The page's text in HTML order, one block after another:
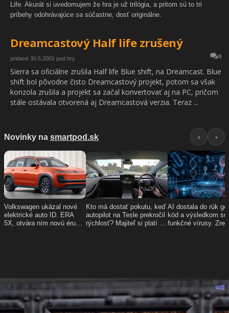
Life. Akurát si uvedomujem že hra je už trilógia, a pritom sú to tri
príbehy odohrávajúce sa súčastne, dosť originálne.
Dreamcastový Half life zrušený
0
pridané 30.5.2001 pod hry
Sierra sa oficiálne zrušila Half life Blue shift, na Dreamcast. Blue
shift bol pôvodne čisto Dreamcastový projekt, potom sa však
konzola zrušila a projekt sa začal konvertovať aj na PC, pričom
stále ostávala otvorená aj Dreamcastová verzia. Teraz ...